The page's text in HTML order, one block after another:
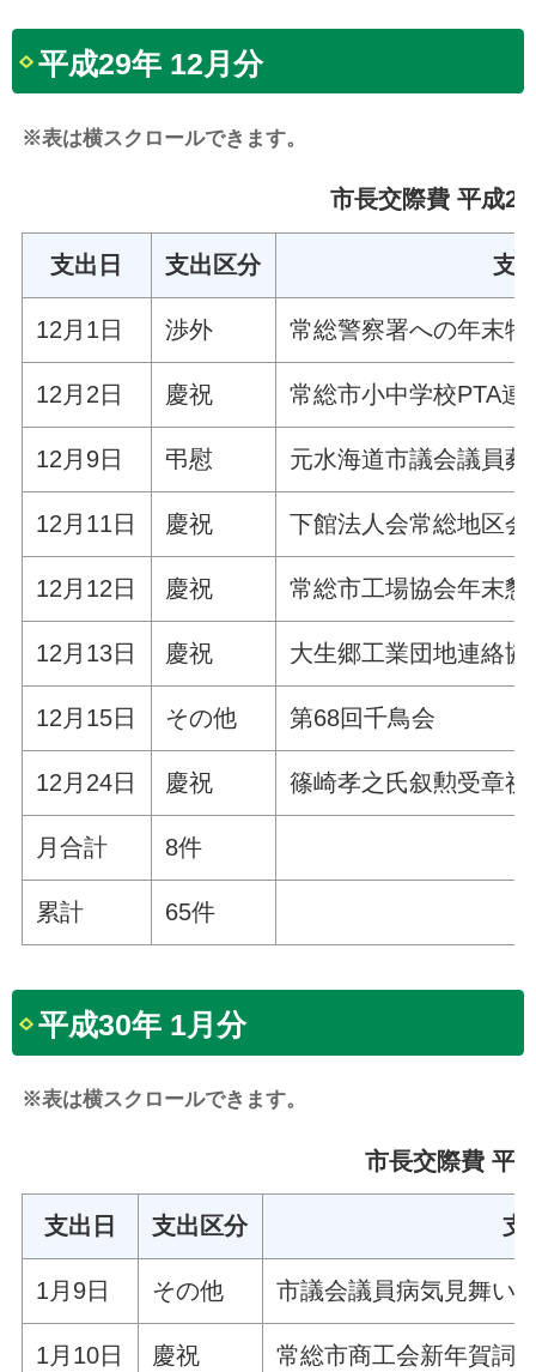
平成29年 12月分
※表は横スクロールできます。
市長交際費 平成
支出日 支出区分 支
12月1日 渉外 常総警察署への年末
12月2日 慶祝 常総市小中学校PTA
12月9日 弔慰 元水海道市議会議員葬
12月11日 慶祝 下館法人会常総地区
12月12日 慶祝 常総市工場協会年末懇
12月13日 慶祝 大生郷工業団地連絡
12月15日 その他 第68回千鳥会
12月24日 慶祝 篠崎孝之氏叙勲受章祝
月合計 8件
累計 65件
平成30年 1月分
※表は横スクロールできます。
市長交際費 平
支出日 支出区分 支
1月9日 その他 市議会議員病気見舞い
1月10日 慶祝 常総市商工会新年賀詞